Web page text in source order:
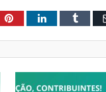
PinterestLinkedIn